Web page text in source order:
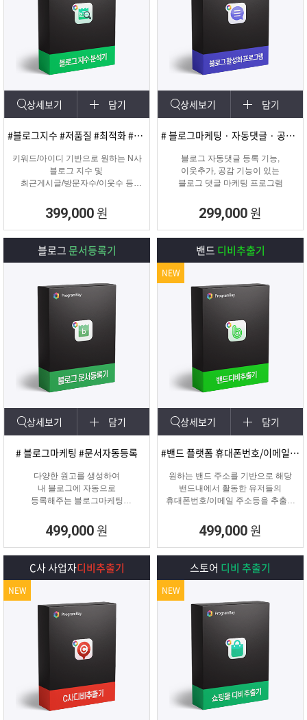
상세보기 담기
#블로그지수 #저품질 #최적화 #블로그품질확인
키워드/아이디 기반으로 원하는 N사
블로그 지수 및
최근게시글/방문자수/이웃수 등
램
399,000 원
상세보기 담기
# 블로그마케팅 · 자동댓글 · 공감 · 이웃추가 · 서로이웃추가 · 서이추 · 스크랩
블로그 자동댓글 등록 기능,
이웃추가, 공감 기능이 있는
블로그 댓글 마케팅 프로그램
299,000 원
블로그문서등록기
상세보기 담기
# 블로그마케팅 #문서자동등록
다양한 원고를 생성하여
내 블로그에 자동으로
등록해주는 블로그마케팅
499,000 원
밴드 디비추출기
상세보기 담기
#밴드 플랫폼 휴대폰번호/이메일 추출
원하는 밴드 주소를 기반으로 해당
밴드내에서 활동한 유저들의
휴대폰번호/이메일 주소등을 추출해
499,000 원
NEW
C사 사업자디비추출기
NEW
스토어 디비 추출기
NEW